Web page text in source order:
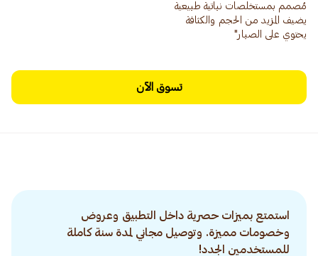
يحتوي على الصبار"
تسوق الآن
استمتع بميزات حصرية داخل التطبيق وعروض
وخصومات مميزة. وتوصيل مجاني لمدة سنة كاملة
للمستخدمين الجدد!